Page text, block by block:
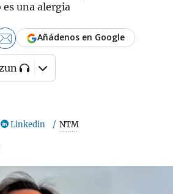
una alergia
Linkedin NTM
Añádenos en Google